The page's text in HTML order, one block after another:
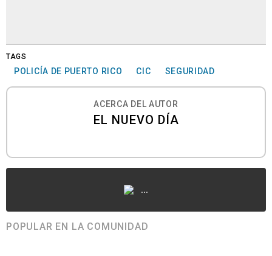
TAGS
POLICÍA DE PUERTO RICO CIC SEGURIDAD
ACERCA DEL AUTOR
EL NUEVO DÍA
...
POPULAR EN LA COMUNIDAD